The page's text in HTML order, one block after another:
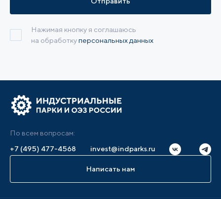
Нажимая кнопку я соглашаюсь
на обработкуперсональных данных
По всем вопросам:
+7 (495) 477-4568
invest@indparks.ru
Написать нам